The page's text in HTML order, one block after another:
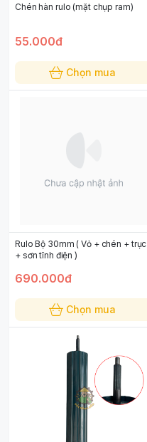
Chén hàn rulo (mặt chụp ram)
55.000đ
Chọn mua
Rulo Bộ 30mm ( Vỏ + chén + trục
+ sơn tĩnh điện )
690.000đ
Chọn mua